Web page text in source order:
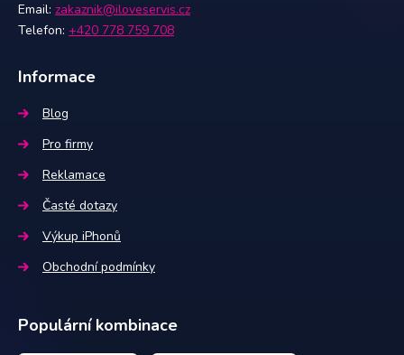
Email: zakaznik@iloveservis.cz
Telefon: +420 778 759 708
Informace
Blog
Pro firmy
Reklamace
Časté dotazy
Výkup iPhonů
Obchodní podmínky
Populární kombinace